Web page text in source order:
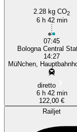
2.28 kg CO2
6 h 42 min
07:45
Bologna Central
14:27
MüNchen,
diretto
6 h 42 min
122,00 €
Railjet